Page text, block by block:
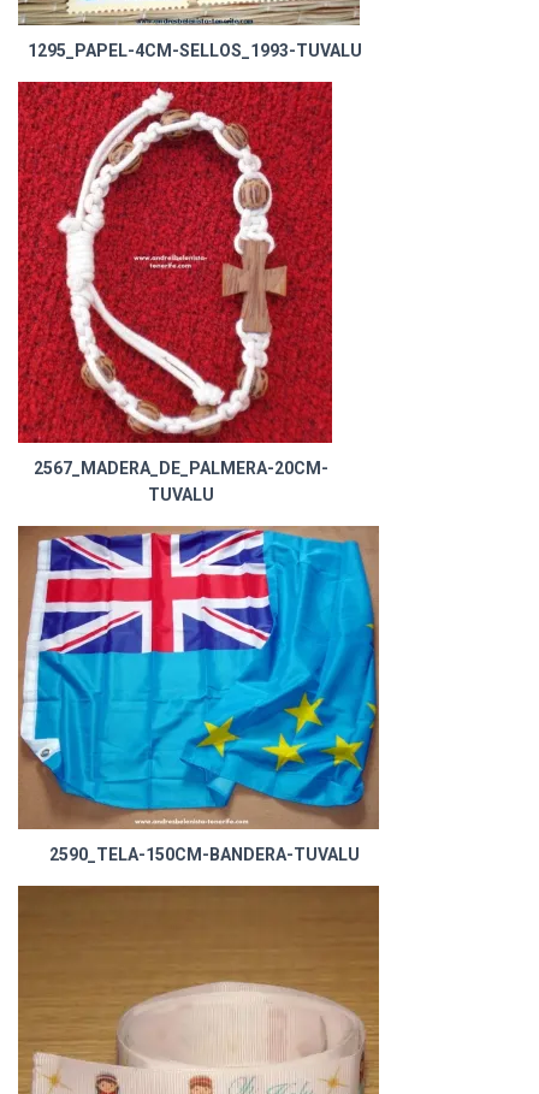
1295_PAPEL-4CM-SELLOS_1993-TUVALU
2567_MADERA_DE_PALMERA-20CM-
TUVALU
2590_TELA-150CM-BANDERA-TUVALU